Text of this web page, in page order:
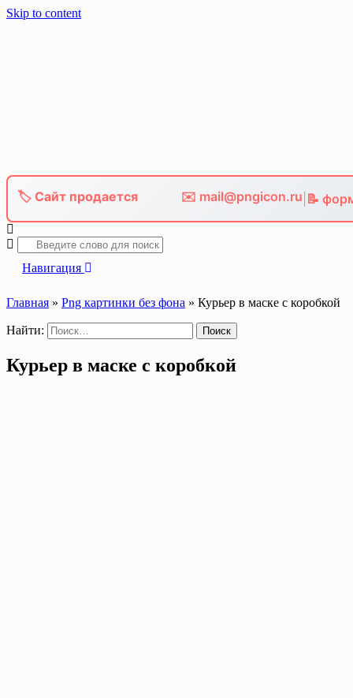
Skip to content
🏷️ Сайт продается ✉️ mail@pngicon.ru 📝
Навигация
Главная
Картинки без фона
Контакты
Главная » Png картинки без фона » Курьер в маске с коробкой
Найти:
Курьер в маске с коробкой